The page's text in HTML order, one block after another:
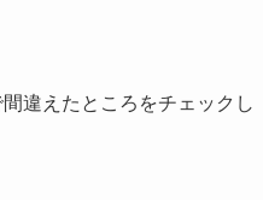
違えたところをチェックし